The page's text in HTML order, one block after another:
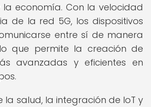
economía. Con la velocidad
de la red 5G, los dispositivos
entre sí de manera
que permite la creación de
avanzadas y eficientes en
la salud, la integración de IoT y